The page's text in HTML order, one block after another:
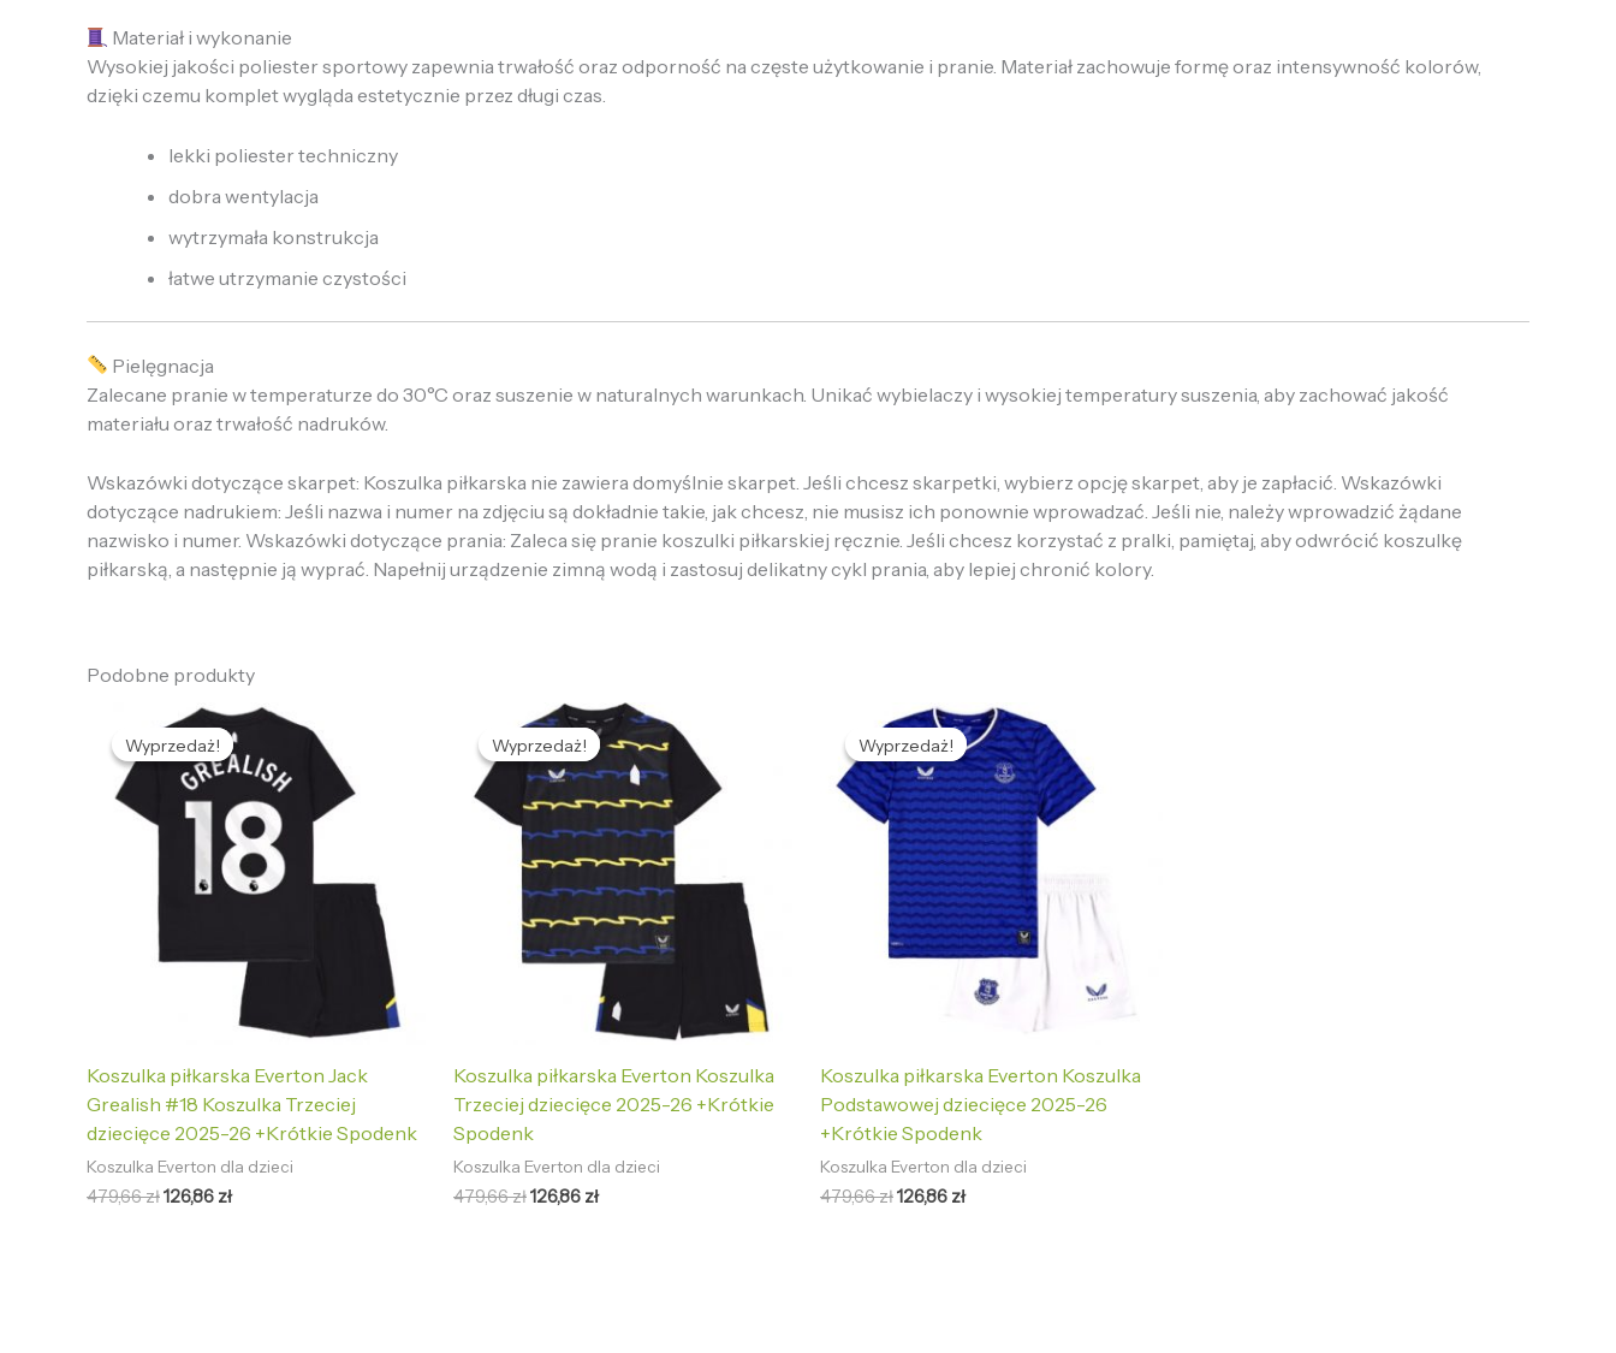
Materiał i wykonanie
Wysokiej jakości poliester sportowy zapewnia trwałość oraz odporność na częste użytkowanie i pranie. Materiał zachowuje formę oraz intensywność kolorów,
dzięki czemu komplet wygląda estetycznie przez długi czas.
lekki poliester techniczny
dobra wentylacja
wytrzymała konstrukcja
łatwe utrzymanie czystości
Pielęgnacja
Zalecane pranie w temperaturze do 30°C oraz suszenie w naturalnych warunkach. Unikać wybielaczy i wysokiej temperatury suszenia, aby zachować jakość
materiału oraz trwałość nadruków.
Wskazówki dotyczące skarpet: Koszulka piłkarska nie zawiera domyślnie skarpet. Jeśli chcesz skarpetki, wybierz opcję skarpet, aby je zapłacić. Wskazówki
dotyczące nadrukiem: Jeśli nazwa i numer na zdjęciu są dokładnie takie, jak chcesz, nie musisz ich ponownie wprowadzać. Jeśli nie, należy wprowadzić żądane
nazwisko i numer. Wskazówki dotyczące prania: Zaleca się pranie koszulki piłkarskiej ręcznie. Jeśli chcesz korzystać z pralki, pamiętaj, aby odwrócić koszulkę
piłkarską, a następnie ją wyprać. Napełnij urządzenie zimną wodą i zastosuj delikatny cykl prania, aby lepiej chronić kolory.
Podobne produkty
Wyprzedaż!
Wyprzedaż!
Koszulka piłkarska Everton Jack
Grealish #18 Koszulka Trzeciej
dziecięce 2025-26 +Krótkie Spodenk
Koszulka Everton dla dzieci
479,66zł
Pierwotna
cena
wynosiła:
479,66 zł.
126,86 zł
Aktualna
cena
wynosi:
126,86 zł.
Wyprzedaż!
Wyprzedaż!
Koszulka piłkarska Everton Koszulka
Trzeciej dziecięce 2025-26 +Krótkie
Spodenk
Koszulka Everton dla dzieci
479,66zł
Pierwotna
cena
wynosiła:
479,66 zł.
126,86 zł
Aktualna
cena
wynosi:
126,86 zł.
Wyprzedaż!
Wyprzedaż!
Koszulka piłkarska Everton Koszulka
Podstawowej dziecięce 2025-26
+Krótkie Spodenk
Koszulka Everton dla dzieci
479,66zł
Pierwotna
cena
wynosiła:
479,66 zł.
126,86 zł
Aktualna
cena
wynosi:
126,86 zł.